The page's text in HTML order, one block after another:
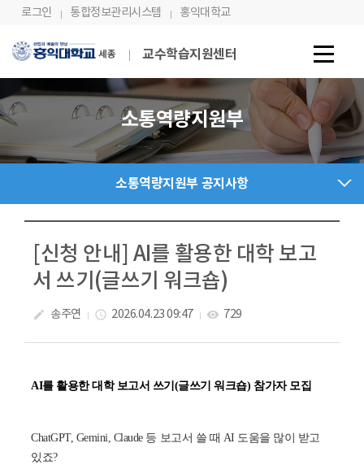
Skip Menu
로그인 통합정보관리시스템 홍익대학교
교수학습지원센터
소통역량지원부
소통역량지원부 공지사항
[신청 안내] AI를 활용한 대학 보고
서 쓰기(글쓰기 워크숍)
create 송주연 access_time 2026.04.23 09:47 visibility 729
AI를 활용한 대학 보고서 쓰기(글쓰기 워크숍) 참가자 모집
ChatGPT, Gemini, Claude 등 보고서 쓸 때 AI 도움을 많이 받고
있죠?